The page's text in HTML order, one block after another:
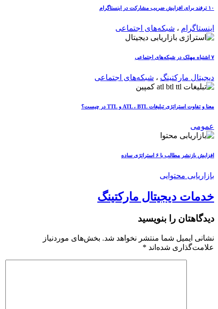
۱۰ ترفند برای افزایش ضریب مشارکت در اینستاگرام
اینستاگرام ، شبکه‌های اجتماعی
۷ اشتباه مهلک در شبکه‌های اجتماعی
دیجیتال مارکتینگ ، شبکه‌های اجتماعی
معنا و تفاوت استراتژی تبلیغات ATL ، BTL و TTL در چیست؟
عمومی
افزایش بازنشر مطالب با ۶ استراتژی ساده
بازاریابی محتوایی
خدمات دیجیتال مارکتینگ
دیدگاهتان را بنویسید
نشانی ایمیل شما منتشر نخواهد شد. بخش‌های موردنیاز
علامت‌گذاری شده‌اند *